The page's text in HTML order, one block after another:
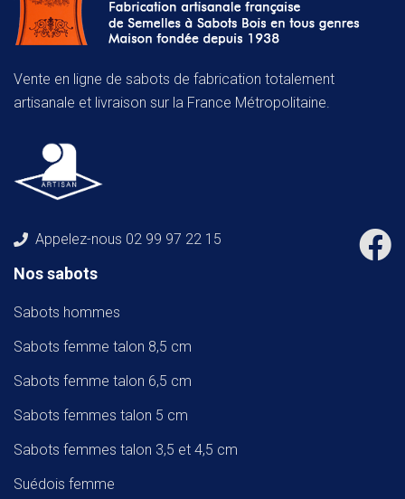
Vente en ligne de sabots de fabrication totalement
artisanale et livraison sur la France Métropolitaine.
Appelez-nous 02 99 97 22 15
Nos sabots
Sabots hommes
Sabots femme talon 8,5 cm
Sabots femme talon 6,5 cm
Sabots femmes talon 5 cm
Sabots femmes talon 3,5 et 4,5 cm
Suédois femme